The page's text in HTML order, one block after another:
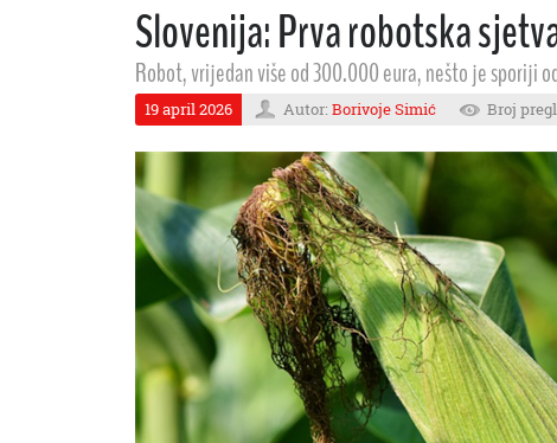
Slovenija: Prva robotska
Robot, vrijedan više od 300.000 eura, nešto je sporiji
19 april 2026 Autor: Borivoje Simić Broj